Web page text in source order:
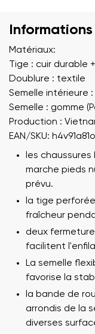
Matériaux:
Tige : cuir
Doublure : textile
Semelle intérieure
Semelle : gomme
Production :
EAN/SKU:
les
marche pieds
prévu.
la tige
fraîcheur
deux
facilitent
La semelle
favorise la
la bande de
arrondis de la
diverses